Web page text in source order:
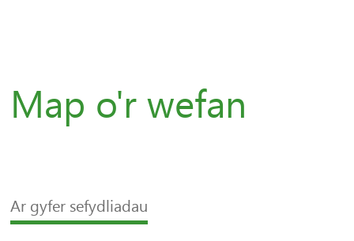
Map o'r wefan
Ar gyfer sefydliadau